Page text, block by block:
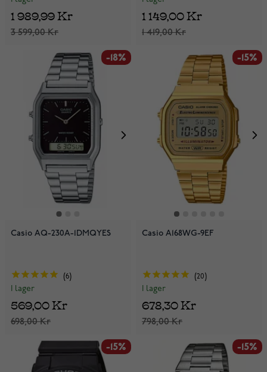
3 599,00 Kr
1 989,99 Kr
1 419,00 Kr
1 149,00 Kr
-18%
Casio AQ-230A-1DMQYES
6
I lager
698,00 Kr
569,00 Kr
-15%
Casio A168WG-9EF
20
I lager
798,00 Kr
678,30 Kr
-15% -15%